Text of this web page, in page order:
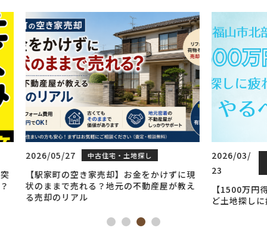
に現
が教え
2026/03/
23
リノベーシ
ョン
探し
【1500万円得する】マイホームが欲しいけ
ど土地探しに疲れたあなたが次にやること
2026/
住まい
ルの特